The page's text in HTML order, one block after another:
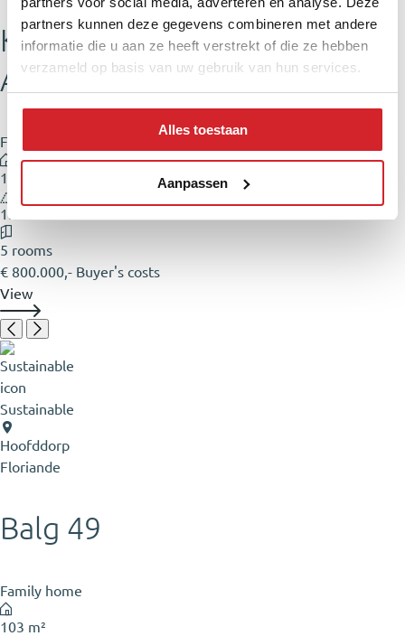
partners kunnen deze gegevens combineren met andere
informatie die u aan ze heeft verstrekt of die ze hebben
verzameld op basis van uw gebruik van hun services.
Alles toestaan
Aanpassen
Koning Willem-
Alexanderplantsoen 25
Family home
136 m²
150 m²
5 rooms
€ 800.000,- Buyer's costs
View
Sustainable
Hoofddorp
Floriande
Balg 49
Family home
103 m²